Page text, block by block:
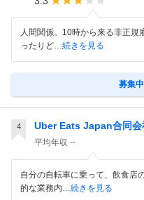
人間関係。10時から来る非正規
ったりど…続きを見る
募集
4 Uber Eats Japan合同会
平均年収 --
自分の自転車に乗って、飲食店
的な業務内…続きを見る